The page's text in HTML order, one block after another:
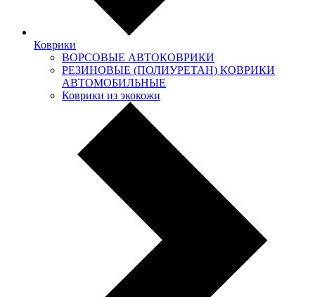
Коврики
ВОРСОВЫЕ АВТОКОВРИКИ
РЕЗИНОВЫЕ (ПОЛИУРЕТАН) КОВРИКИ
АВТОМОБИЛЬНЫЕ
Коврики из экокожи